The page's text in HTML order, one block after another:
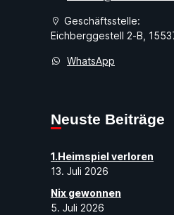
Geschäftsstelle:
Eichberggestell 2-B,
WhatsApp
Neuste Beiträge
1.Heimspiel verloren
13. Juli 2026
Nix gewonnen
5. Juli 2026